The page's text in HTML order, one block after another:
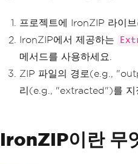
프로젝트에 IronZIP 라이
IronZIP에서 제공하는
메서드를 사용하세요.
ZIP 파일의 경로(e.g.,
리(e.g., "extracted")를 지
IronZIP이란 무